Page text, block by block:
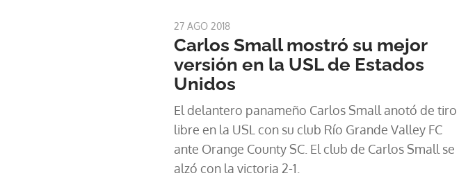
27 AGO 2018
Carlos Small mostró su mejor
versión en la USL de Estados
Unidos
El delantero panameño Carlos Small anotó de tiro
libre en la USL con su club Río Grande Valley FC
ante Orange County SC. El club de Carlos Small se
alzó con la victoria 2-1.